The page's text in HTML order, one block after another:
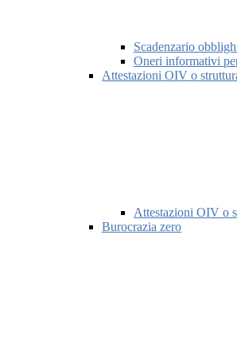
Scadenzario
Oneri informativi
Attestazioni OIV o
Attestazioni OIV o
Burocrazia zero